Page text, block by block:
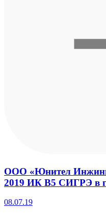
ООО «Юнител
2019 ИК B5 СИГРЭ в
08.07.19